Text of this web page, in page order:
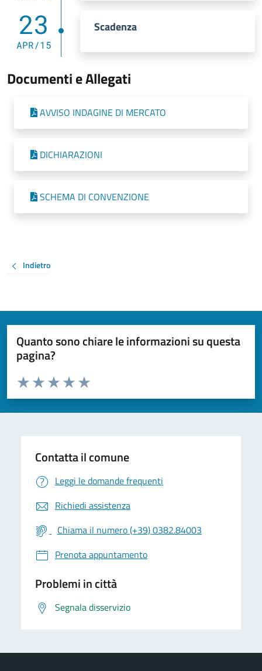
23
APR/15
Scadenza
Documenti e Allegati
AVVISO INDAGINE DI MERCATO
DICHIARAZIONI
SCHEMA DI CONVENZIONE
Indietro
Quanto sono chiare le informazioni su questa
pagina?
Valuta da 1 a 5 stelle la pagina
Valuta 5 stelle su 5
Valuta 4 stelle su 5
Valuta 3 stelle su 5
Valuta 2 stelle su 5
Valuta 1 stelle su 5
Contatta il comune
Leggi le domande frequenti
Richiedi assistenza
Chiama il numero (+39) 0382.84003
Prenota appuntamento
Problemi in città
Segnala disservizio